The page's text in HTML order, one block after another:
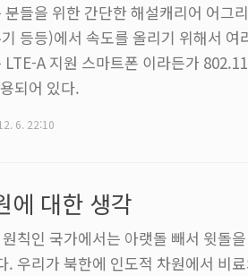
분들을 위한 간단한 해설캐리어 어그
등등)에서 속도를 올리기 위해서
LTE-A 지원 스마트폰 이라든가
되어 있다.
6. 22:10
에 대한 생각
칙인 국가에서는 아랫돌 빼서 윗돌
. 우리가 북한에 인도적 차원에서 비